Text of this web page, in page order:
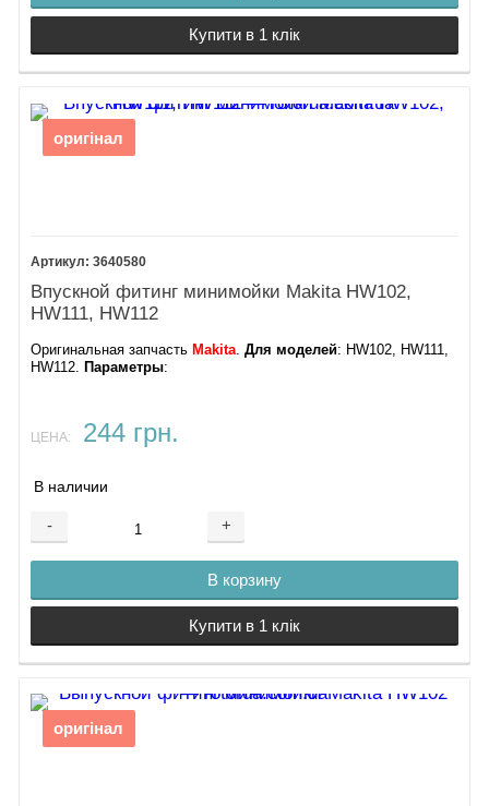
Купити в 1 клік
оригінал
3640580
Впускной фитинг минимойки Makita HW102,
HW111, HW112
Оригинальная запчасть Makita.Для моделей: HW102, HW111,
HW112. Параметры:
ЦЕНА: 244 грн.
В наличии
- +
В корзину
Купити в 1 клік
оригінал